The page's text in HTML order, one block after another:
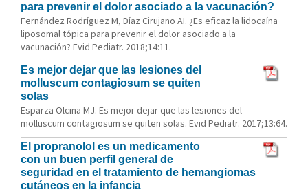
para prevenir el dolor asociado a la vacunación?
Fernández Rodríguez M, Díaz Cirujano AI. ¿Es eficaz la lidocaína
liposomal tópica para prevenir el dolor asociado a la
vacunación? Evid Pediatr. 2018;14:11.
Es mejor dejar que las lesiones del
molluscum contagiosum se quiten
solas
Esparza Olcina MJ. Es mejor dejar que las lesiones del
molluscum contagiosum se quiten solas. Evid Pediatr. 2017;13:64.
El propranolol es un medicamento
con un buen perfil general de
seguridad en el tratamiento de hemangiomas
cutáneos en la infancia